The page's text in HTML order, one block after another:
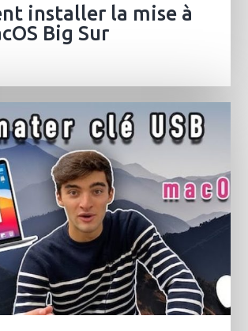
installer la mise à
Big Sur